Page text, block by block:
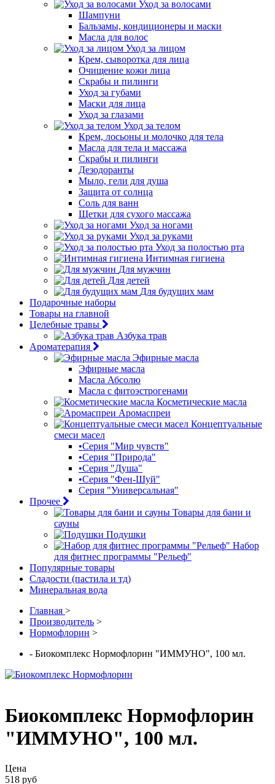
Уход за волосами
Шампуни
Бальзамы, кондиционеры и маски
Масла для волос
Уход за лицом
Крем, сыворотка для лица
Очищение кожи лица
Скрабы и пилинги
Уход за губами
Маски для лица
Уход за глазами
Уход за телом
Крем, лосьоны и молочко для тела
Масла для тела и массажа
Скрабы и пилинги
Дезодоранты
Мыло, гели для душа
Защита от солнца
Соль для ванн
Щетки для сухого массажа
Уход за ногами
Уход за руками
Уход за полостью рта
Интимная гигиена
Для мужчин
Для детей
Для будущих мам
Подарочные наборы
Товары на главной
Целебные травы
Азбука трав
Ароматерапия
Эфирные масла
Эфирные масла
Масла Абсолю
Масла с фитоэстрогенами
Косметические масла
Аромаспреи
Концептуальные
смеси масел
•Серия "Мир чувств"
•Серия "Природа"
•Серия "Душа"
•Серия "Фен-Шуй"
Серия "Универсальная"
Прочее
Товары для бани и
сауны
Подушки
Набор
для фитнес программы "Рельеф"
Популярные товары
Сладости (пастила и тд)
Минеральная вода
Главная >
Производитель >
Нормофлорин >
- Биокомплекс Нормофлорин "ИММУНО", 100 мл.
Биокомплекс Нормофлорин
"ИММУНО", 100 мл.
Цена
518 руб